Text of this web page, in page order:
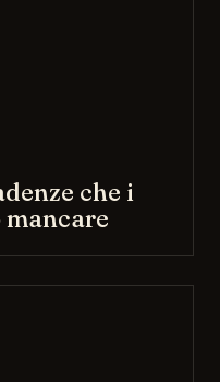
che i
mancare